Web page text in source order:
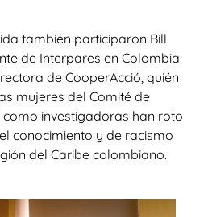
también participaron Bill
de Interpares en Colombia
de CooperAcció, quién
mujeres del Comité de
como investigadoras han roto
conocimiento y de racismo
del Caribe colombiano.